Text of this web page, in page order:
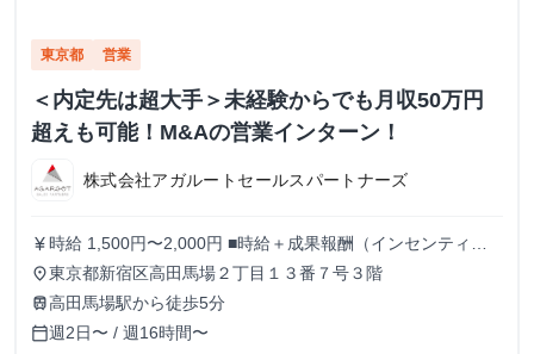
東京都 営業
＜内定先は超大手＞未経験からでも月収50万円
超えも可能！M&Aの営業インターン！
株式会社アガルートセールスパートナーズ
currency_yen 時給 1,500円〜2,000円 ■時給＋成果報酬（インセンティ
ブ）制度 現在最高時給2000円。 また、アポイント獲得1件
毎に5,000〜20,000円を支給いたします。 上限はないため結
果を出した分だけ還元されます！ ※時給や成果報酬は役職
や在籍期間に応じて変動
place東京都新宿区高田馬場２丁目１３番７号３階
train高田馬場駅から徒歩5分
calendar_today週2日〜 / 週16時間〜